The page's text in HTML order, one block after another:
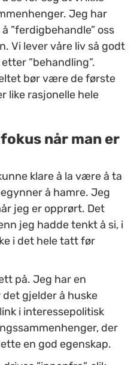
Jeg har
”ferdigbehandle” oss
Vi lever våre liv så godt
”behandling”.
bør være de første
like rasjonelle hele
når man er
klare å la være å ta
å hamre. Jeg
jeg er opprørt. Det
jeg hadde tenkt å si, i
i det hele tatt før
på. Jeg har en
gjelder å huske
i interessepolitisk
der
en god egenskap.